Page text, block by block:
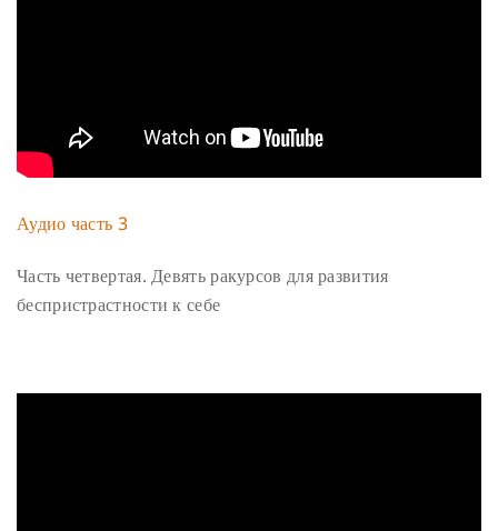
Аудио часть 3
Часть четвертая. Девять ракурсов для развития
беспристрастности к себе